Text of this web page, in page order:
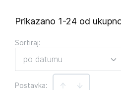
Prikazano 1-24 od
Postavka:
Sortiraj:
po datumu